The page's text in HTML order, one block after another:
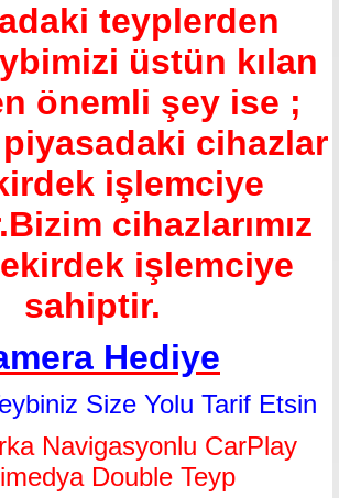
teyplerden
üstün kılan
önemli şey ise ;
cihazlar
işlemciye
cihazlarımız
işlemciye
sahiptir.
Hediye
Size Yolu Tarif Etsin
Navigasyonlu CarPlay
Double Teyp